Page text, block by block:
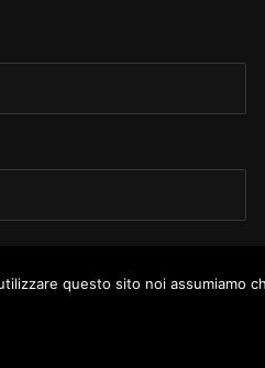
questo sito noi assumiamo